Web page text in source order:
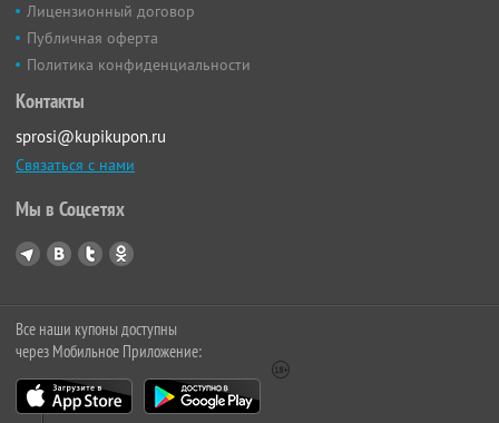
Лицензионный договор
Публичная оферта
Политика конфиденциальности
Контакты
sprosi@kupikupon.ru
Связаться с нами
Мы в Соцсетях
Все наши купоны доступны
через Мобильное Приложение: